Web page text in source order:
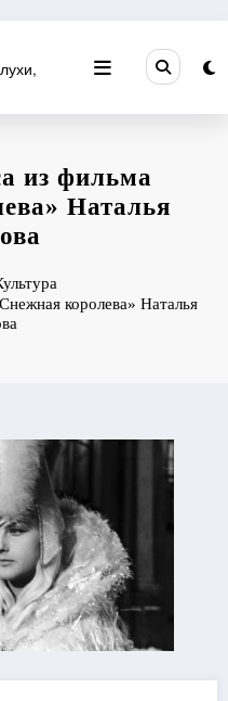
из фильма
Наталья
королева» Наталья